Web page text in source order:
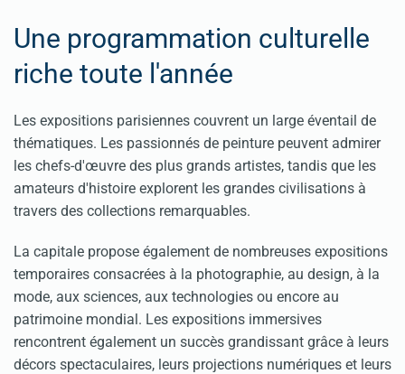
Une programmation culturelle
riche toute l'année
Les expositions parisiennes couvrent un large éventail de
thématiques. Les passionnés de peinture peuvent admirer
les chefs-d'œuvre des plus grands artistes, tandis que les
amateurs d'histoire explorent les grandes civilisations à
travers des collections remarquables.
La capitale propose également de nombreuses expositions
temporaires consacrées à la photographie, au design, à la
mode, aux sciences, aux technologies ou encore au
patrimoine mondial. Les expositions immersives
rencontrent également un succès grandissant grâce à leurs
décors spectaculaires, leurs projections numériques et leurs